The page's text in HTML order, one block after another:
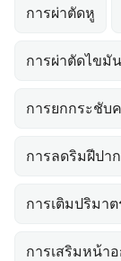
การผ่าตัดหู
การผ่าตัดไขมั
การยกกระชับ
การลดริมฝีปาก
การเติมปริมา
การเสริมหน้า